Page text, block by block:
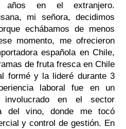
años en el extranjero.
mi señora, decidimos
echábamos de menos
momento, me ofrecieron
española en Chile,
de fruta fresca en Chile
formé y la lideré durante 3
laboral fue en un
involucrado en el sector
del vino, donde me tocó
y control de gestión. En